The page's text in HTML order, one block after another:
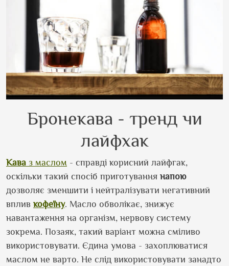
Бронекава - тренд чи
лайфхак
Кава з маслом - справді корисний лайфгак,
оскільки такий спосіб приготування напою
дозволяє зменшити і нейтралізувати негативний
вплив кофеїну. Масло обволікає, знижує
навантаження на організм, нервову систему
зокрема. Позаяк, такий варіант можна сміливо
використовувати. Єдина умова - захоплюватися
маслом не варто. Не слід використовувати занадто